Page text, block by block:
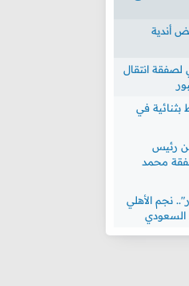
أندية
لصفقة انتقال
بثنائية في
رئيس
محمد
نجم الأهلي
السعودي